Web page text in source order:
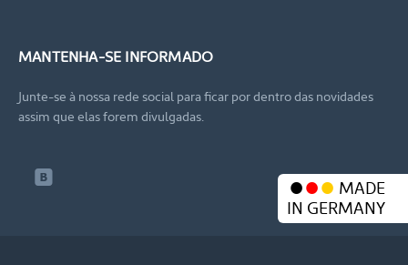
MANTENHA-SE INFORMADO
Junte-se à nossa rede social para ficar por dentro das novidades
assim que elas forem divulgadas.
MADE
IN GERMANY